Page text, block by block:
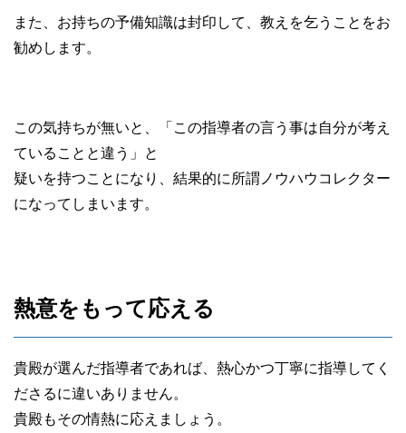
また、お持ちの予備知識は封印して、教えを乞うことをお
勧めします。
この気持ちが無いと、「この指導者の言う事は自分が考え
ていることと違う」と
疑いを持つことになり、結果的に所謂ノウハウコレクター
になってしまいます。
熱意をもって応える
貴殿が選んだ指導者であれば、熱心かつ丁寧に指導してく
ださるに違いありません。
貴殿もその情熱に応えましょう。